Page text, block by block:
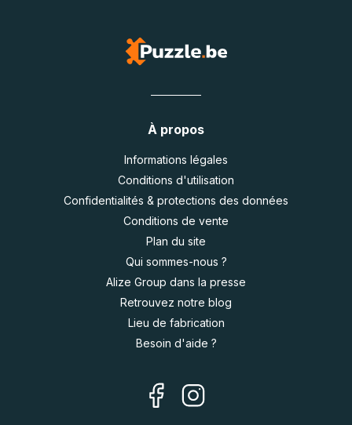
À propos
Informations légales
Conditions d'utilisation
Confidentialités & protections des données
Conditions de vente
Plan du site
Qui sommes-nous ?
Alize Group dans la presse
Retrouvez notre blog
Lieu de fabrication
Besoin d'aide ?